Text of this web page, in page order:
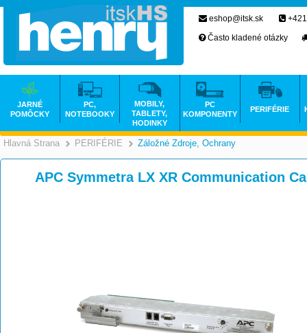
Hlavná Strana >
PERIFÉRIE >
Záložné Zdroje, Ochrany
APC Symmetra LX XR Communication
eshop@itsk.sk
Často kladené otázky
JARNÉ
POMÔCKY
PC,
NOTEBOOKY
MOBILY,
TABLETY,
HODINKY
PC
KOMPONENTY
PERIFÉRIE